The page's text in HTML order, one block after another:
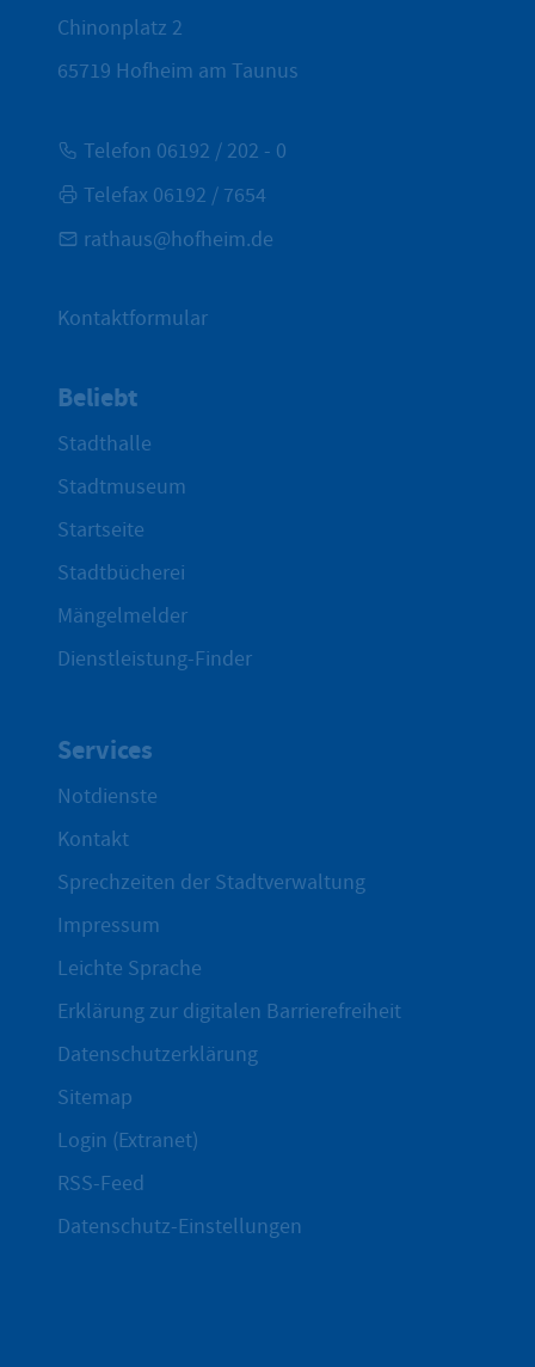
Chinonplatz 2
65719 Hofheim am Taunus
Telefon 06192 / 202 - 0
Telefax 06192 / 7654
rathaus@hofheim.de
Kontaktformular
Beliebt
Stadthalle
Stadtmuseum
Startseite
Stadtbücherei
Mängelmelder
Dienstleistung-Finder
Services
Notdienste
Kontakt
Sprechzeiten der Stadtverwaltung
Impressum
Leichte Sprache
Erklärung zur digitalen Barrierefreiheit
Datenschutzerklärung
Sitemap
Login (Extranet)
RSS-Feed
Datenschutz-Einstellungen